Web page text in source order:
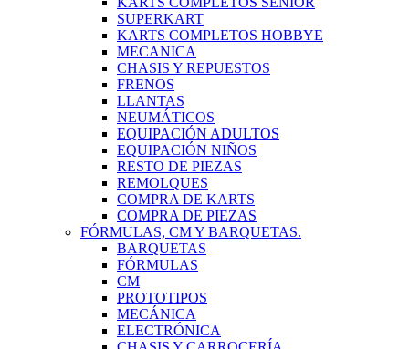
SUPERKART
KARTS COMPLETOS HOBBYE
MECANICA
CHASIS Y REPUESTOS
FRENOS
LLANTAS
NEUMÁTICOS
EQUIPACIÓN ADULTOS
EQUIPACIÓN NIÑOS
RESTO DE PIEZAS
REMOLQUES
COMPRA DE KARTS
COMPRA DE PIEZAS
FÓRMULAS, CM Y BARQUETAS.
BARQUETAS
FÓRMULAS
CM
PROTOTIPOS
MECÁNICA
ELECTRÓNICA